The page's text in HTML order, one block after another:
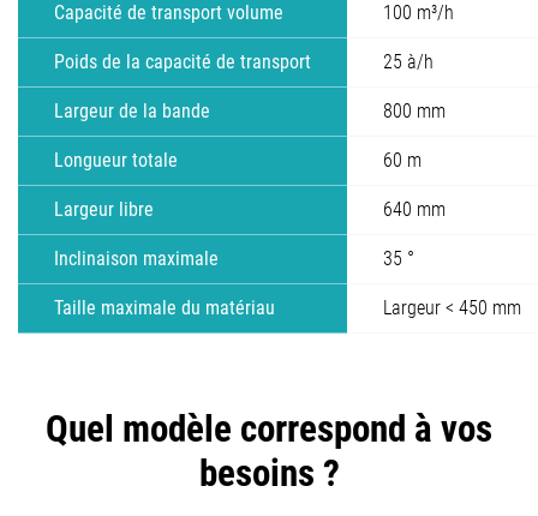
Capacité de transport volume 100 m³/h
Poids de la capacité de transport 25 à/h
Largeur de la bande 800 mm
Longueur totale 60 m
Largeur libre 640 mm
Inclinaison maximale 35 °
Taille maximale du matériau Largeur < 450 mm
Quel modèle correspond à vos
besoins ?